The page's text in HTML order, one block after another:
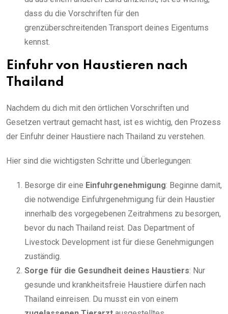
dass du die Vorschriften für den
grenzüberschreitenden Transport deines Eigentums
kennst.
Einfuhr von Haustieren nach
Thailand
Nachdem du dich mit den örtlichen Vorschriften und
Gesetzen vertraut gemacht hast, ist es wichtig, den Prozess
der Einfuhr deiner Haustiere nach Thailand zu verstehen.
Hier sind die wichtigsten Schritte und Überlegungen:
Besorge dir eine Einfuhrgenehmigung: Beginne damit,
die notwendige Einfuhrgenehmigung für dein Haustier
innerhalb des vorgegebenen Zeitrahmens zu besorgen,
bevor du nach Thailand reist. Das Department of
Livestock Development ist für diese Genehmigungen
zuständig.
Sorge für die Gesundheit deines Haustiers: Nur
gesunde und krankheitsfreie Haustiere dürfen nach
Thailand einreisen. Du musst ein von einem